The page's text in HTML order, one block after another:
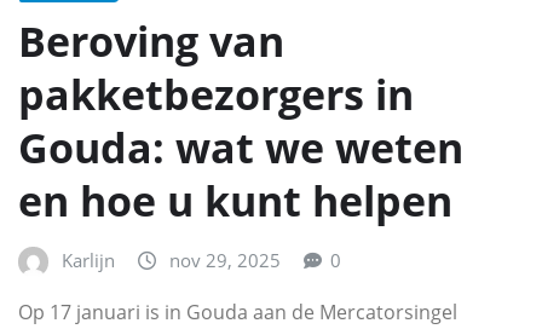
Beroving van
pakketbezorgers in
Gouda: wat we weten
en hoe u kunt helpen
Karlijn nov 29, 2025 0
Op 17 januari is in Gouda aan de Mercatorsingel